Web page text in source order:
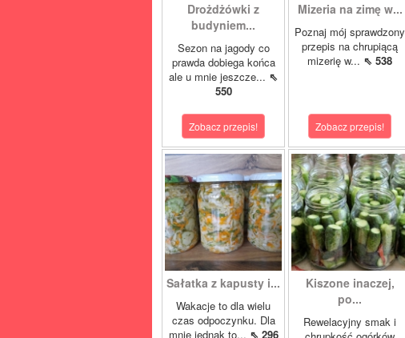
Drożdżówki z
budyniem...
Sezon na jagody co
prawda dobiega końca
ale u mnie jeszcze... ⇖
550
Zobacz przepis!
Mizeria na zimę w...
Poznaj mój sprawdzony
przepis na chrupiącą
mizerię w... ⇖ 538
Zobacz przepis!
Sałatka z kapusty i...
Wakacje to dla wielu
czas odpoczynku. Dla
mnie jednak to... ⇖ 296
Kiszone inaczej,
po...
Rewelacyjny smak i